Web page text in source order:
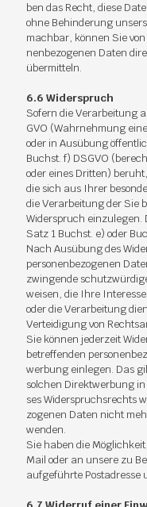
ben das Recht, die­se
ohne Be­hin­de­rung
mach­bar, kön­nen Sie
nen­be­zo­ge­nen Da­ten
über­mit­teln.
6.6 Wi­der­spruch
So­fern die Ver­ar­bei­tung
GVO (Wahr­neh­mung
oder in Aus­übung
Buchst. f) DS­GVO
oder ei­nes Drit­ten)
die sich aus Ih­rer
die Ver­ar­bei­tung der Sie
Wi­der­spruch ein­zu­le­gen.
Satz 1 Buchst. e) oder
Nach Aus­übung des
per­so­nen­be­zo­ge­nen
zwin­gen­de
wei­sen, die Ihre
oder die Ver­ar­bei­tung
Ver­tei­di­gung von
Sie kön­nen je­der­zeit
be­tref­fen­den
wer­bung ein­le­gen. Das
sol­chen Di­rekt­wer­bung
ses Wi­der­spruchs­rechts
zo­ge­nen Da­ten nicht
wen­den.
Sie ha­ben die
Mail oder an un­se­re zu
auf­ge­führ­te Post­adres­se